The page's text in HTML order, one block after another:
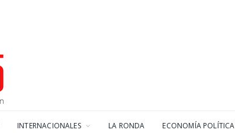
INTERNACIONALES LA RONDA ECONOMÍA POLÍTICA